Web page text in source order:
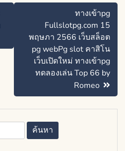
ทางเข้าpg
Fullslotpg.com 15
พฤษภา 2566 เว็บสล็อต
pg webPg slot คาสิโน
เว็บเปิดใหม่ ทางเข้าpg
ทดลองเล่น Top 66 by
Romeo